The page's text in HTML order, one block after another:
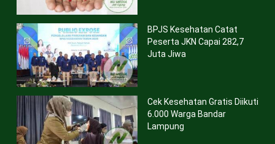
BPJS Kesehatan Catat
Peserta JKN Capai 282,7
Juta Jiwa
Cek Kesehatan Gratis Diikuti
6.000 Warga Bandar
Lampung